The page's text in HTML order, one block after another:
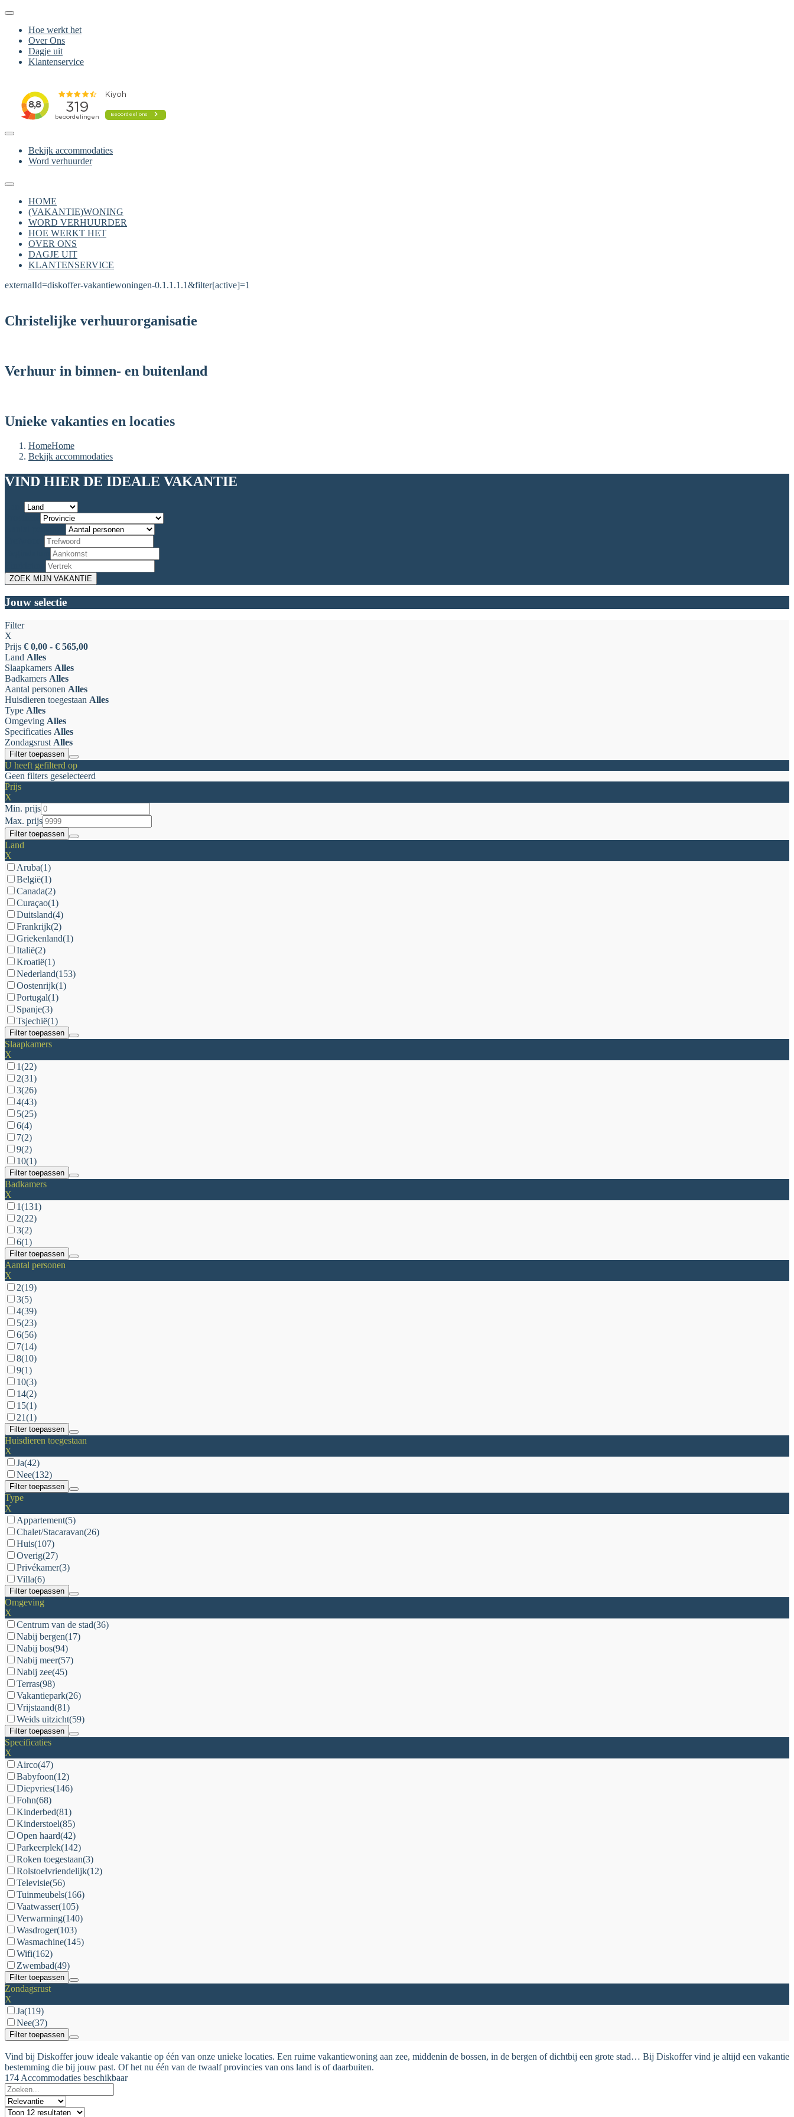
Hoe werkt het
Over Ons
Dagje uit
Klantenservice
Bekijk accommodaties
Word verhuurder
HOME
(VAKANTIE)WONING
WORD VERHUURDER
HOE WERKT HET
OVER ONS
DAGJE UIT
KLANTENSERVICE
externalId=diskoffer-vakantiewoningen-0.1.1.1.1&filter[active]=1
Christelijke verhuurorganisatie
Verhuur in binnen- en buitenland
Unieke vakanties en locaties
HomeHome
Bekijk accommodaties
VIND HIER DE IDEALE VAKANTIE
Jouw selectie
Filter
X
Prijs € 0,00 - € 565,00
Land Alles
Slaapkamers Alles
Badkamers Alles
Aantal personen Alles
Huisdieren toegestaan Alles
Type Alles
Omgeving Alles
Specificaties Alles
Zondagsrust Alles
Filter toepassen
U heeft gefilterd op
Geen filters geselecteerd
Prijs
X
Min. prijs
Max. prijs
Filter toepassen
Land
X
Aruba(1)
België(1)
Canada(2)
Curaçao(1)
Duitsland(4)
Frankrijk(2)
Griekenland(1)
Italië(2)
Kroatië(1)
Nederland(153)
Oostenrijk(1)
Portugal(1)
Spanje(3)
Tsjechië(1)
Filter toepassen
Slaapkamers
X
1(22)
2(31)
3(26)
4(43)
5(25)
6(4)
7(2)
9(2)
10(1)
Filter toepassen
Badkamers
X
1(131)
2(22)
3(2)
6(1)
Filter toepassen
Aantal personen
X
2(19)
3(5)
4(39)
5(23)
6(56)
7(14)
8(10)
9(1)
10(3)
14(2)
15(1)
21(1)
Filter toepassen
Huisdieren toegestaan
X
Ja(42)
Nee(132)
Filter toepassen
Type
X
Appartement(5)
Chalet/Stacaravan(26)
Huis(107)
Overig(27)
Privékamer(3)
Villa(6)
Filter toepassen
Omgeving
X
Centrum van de stad(36)
Nabij bergen(17)
Nabij bos(94)
Nabij meer(57)
Nabij zee(45)
Terras(98)
Vakantiepark(26)
Vrijstaand(81)
Weids uitzicht(59)
Filter toepassen
Specificaties
X
Airco(47)
Babyfoon(12)
Diepvries(146)
Fohn(68)
Kinderbed(81)
Kinderstoel(85)
Open haard(42)
Parkeerplek(142)
Roken toegestaan(3)
Rolstoelvriendelijk(12)
Televisie(56)
Tuinmeubels(166)
Vaatwasser(105)
Verwarming(140)
Wasdroger(103)
Wasmachine(145)
Wifi(162)
Zwembad(49)
Filter toepassen
Zondagsrust
X
Ja(119)
Nee(37)
Filter toepassen
Vind bij Diskoffer jouw ideale vakantie op één van onze unieke locaties. Een ruime vakantiewoning aan zee, middenin de bossen, in de bergen of dichtbij een grote stad… Bij Diskoffer vind je altijd een vakantie
bestemming die bij jouw past. Of het nu één van de twaalf provincies van ons land is of daarbuiten.
174 Accommodaties beschikbaar